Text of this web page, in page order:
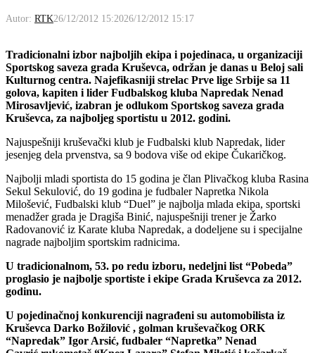
Autor: RTK26/12/2012 15:2026/12/2012 15:17
Tradicionalni izbor najboljih ekipa i pojedinaca, u organizaciji
Sportskog saveza grada Kruševca, održan je danas u Beloj sali
Kulturnog centra. Najefikasniji strelac Prve lige Srbije sa 11
golova, kapiten i lider Fudbalskog kluba Napredak Nenad
Mirosavljević, izabran je odlukom Sportskog saveza grada
Kruševca, za najboljeg sportistu u 2012. godini.
Najuspešniji kruševački klub je Fudbalski klub Napredak, lider
jesenjeg dela prvenstva, sa 9 bodova više od ekipe Čukaričkog.
Najbolji mladi sportista do 15 godina je član Plivačkog kluba Rasina
Sekul Sekulović, do 19 godina je fudbaler Napretka Nikola
Milošević, Fudbalski klub “Duel” je najbolja mlada ekipa, sportski
menadžer grada je Dragiša Binić, najuspešniji trener je Žarko
Radovanović iz Karate kluba Napredak, a dodeljene su i specijalne
nagrade najboljim sportskim radnicima.
U tradicionalnom, 53. po redu izboru, nedeljni list “Pobeda”
proglasio je najbolje sportiste i ekipe Grada Kruševca za 2012.
godinu.
U pojedinačnoj konkurenciji nagrađeni su automobilista iz
Kruševca Darko Božilović , golman kruševačkog ORK
“Napredak” Igor Arsić, fudbaler “Napretka” Nenad